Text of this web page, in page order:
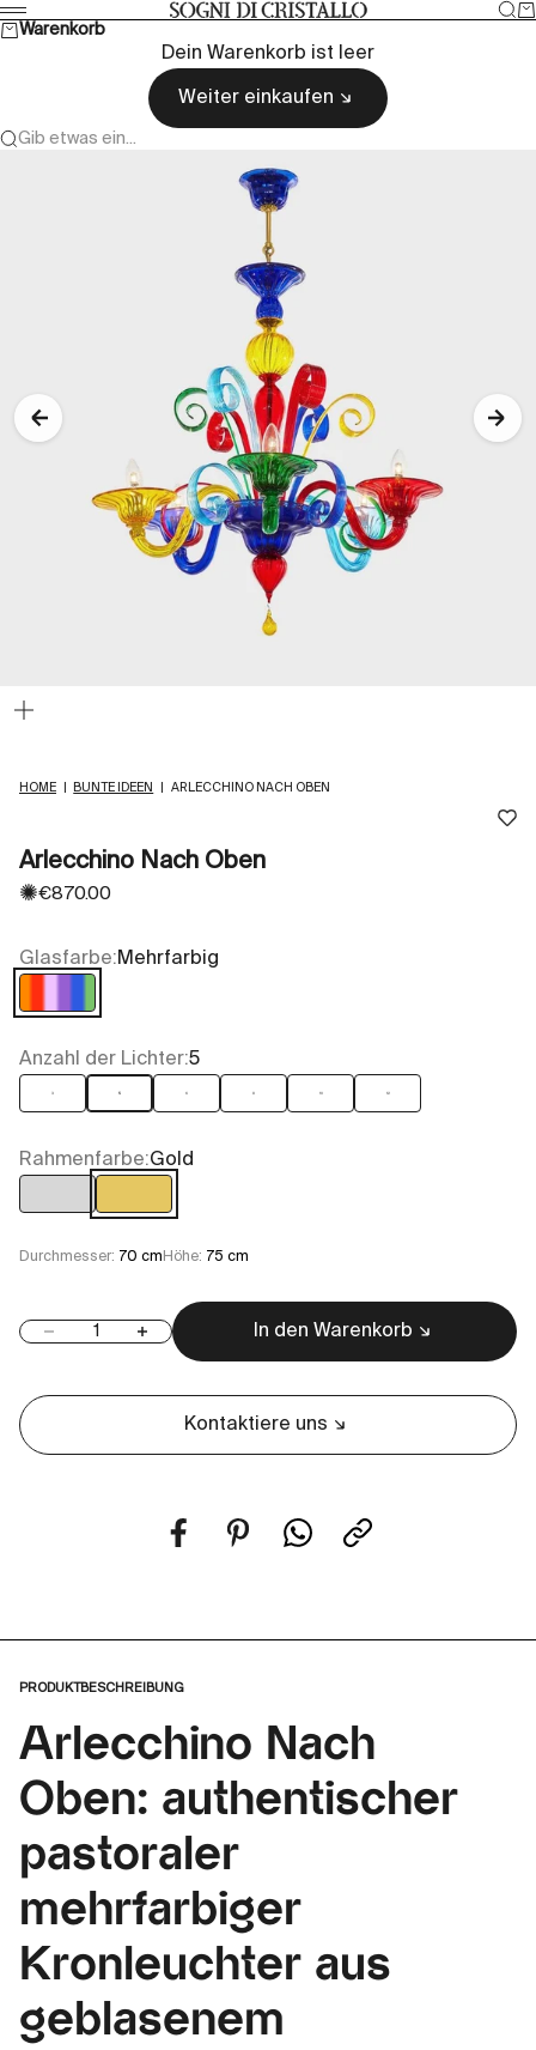
Zum Inhalt springenSogni di cristallo
Menü
Warenkorb
Dein Warenkorb ist leer
Weiter einkaufen
Gib etwas ein...
HOME BUNTE IDEEN ARLECCHINO NACH OBEN
Arlecchino Nach Oben
✺Angebot
€870.00
Glasfarbe:Mehrfarbig
Mehrfarbig
Anzahl der Lichter:5
3 5 6 8 10 12
Rahmenfarbe:Gold
Chrom Gold
Durchmesser: 70 cm Höhe: 75 cm
Anzahl verringernAnzahl erhöhen In den Warenkorb
Kontaktiere uns
PRODUKTBESCHREIBUNG
Arlecchino Nach
Oben: authentischer
pastoraler
mehrfarbiger
Kronleuchter aus
geblasenem